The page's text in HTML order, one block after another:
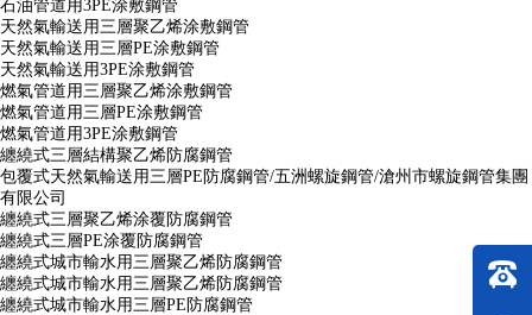
石油管道用3PE涂敷鋼管
天然氣輸送用三層聚乙烯涂敷鋼管
天然氣輸送用三層PE涂敷鋼管
天然氣輸送用3PE涂敷鋼管
燃氣管道用三層聚乙烯涂敷鋼管
燃氣管道用三層PE涂敷鋼管
燃氣管道用3PE涂敷鋼管
纏繞式三層結構聚乙烯防腐鋼管
包覆式天然氣輸送用三層PE防腐鋼管/五洲螺旋鋼管/滄州市螺旋鋼管集團
有限公司
纏繞式三層聚乙烯涂覆防腐鋼管
纏繞式三層PE涂覆防腐鋼管
纏繞式城市輸水用三層聚乙烯防腐鋼管
纏繞式城市輸水用三層聚乙烯防腐鋼管
纏繞式城市輸水用三層PE防腐鋼管